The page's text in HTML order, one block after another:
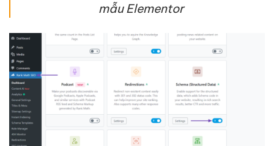
mẫu Elementor